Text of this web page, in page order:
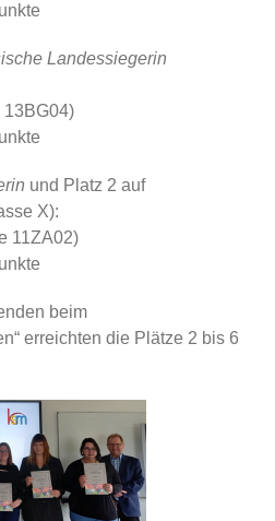
Landessiegerin
und Platz 2 auf
X):
11ZA02)
beim
erreichten die Plätze 2 bis 6